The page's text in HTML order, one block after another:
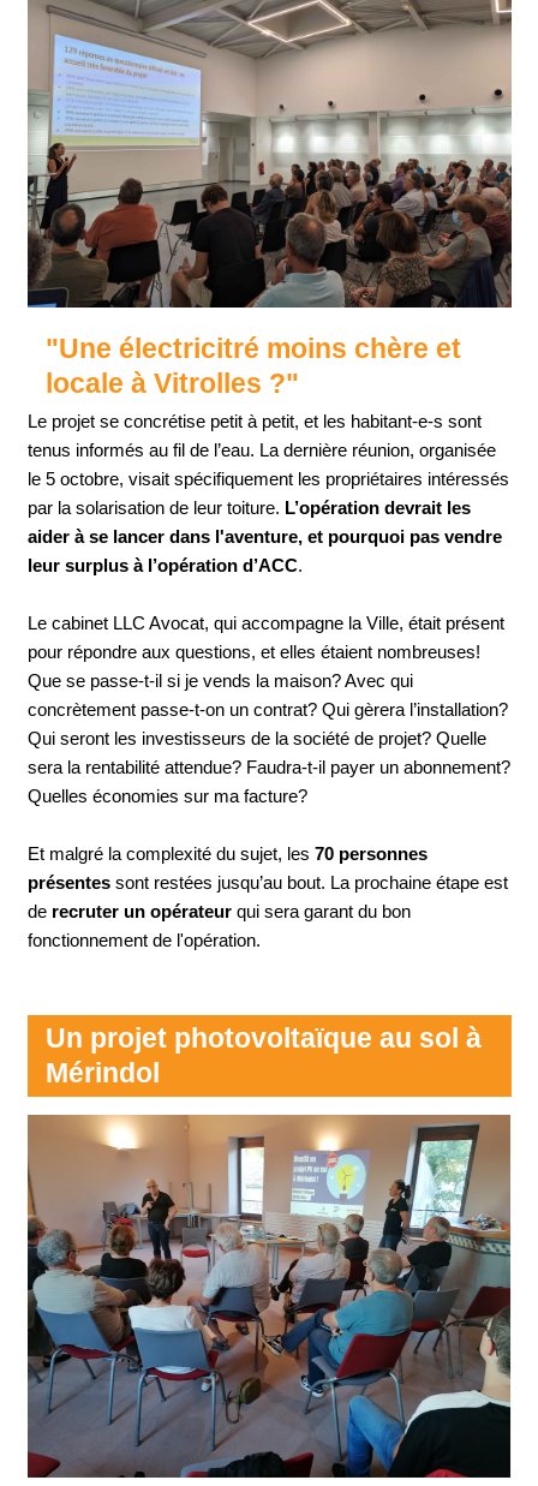
"Une électricitré moins chère et
locale à Vitrolles ?"
Le projet se concrétise petit à petit, et les habitant-e-s sont
tenus informés au fil de l’eau. La dernière réunion, organisée
le 5 octobre, visait spécifiquement les propriétaires intéressés
par la solarisation de leur toiture. L’opération devrait les
aider à se lancer dans l'aventure, et pourquoi pas vendre
leur surplus à l’opération d’ACC.
Le cabinet LLC Avocat, qui accompagne la Ville, était présent
pour répondre aux questions, et elles étaient nombreuses!
Que se passe-t-il si je vends la maison? Avec qui
concrètement passe-t-on un contrat? Qui gèrera l’installation?
Qui seront les investisseurs de la société de projet? Quelle
sera la rentabilité attendue? Faudra-t-il payer un abonnement?
Quelles économies sur ma facture?
Et malgré la complexité du sujet, les 70 personnes
présentessont restées jusqu’au bout. La prochaine étape est
de recruter un opérateur qui sera garant du bon
fonctionnement de l'opération.
Un projet photovoltaïque au sol à
Mérindol